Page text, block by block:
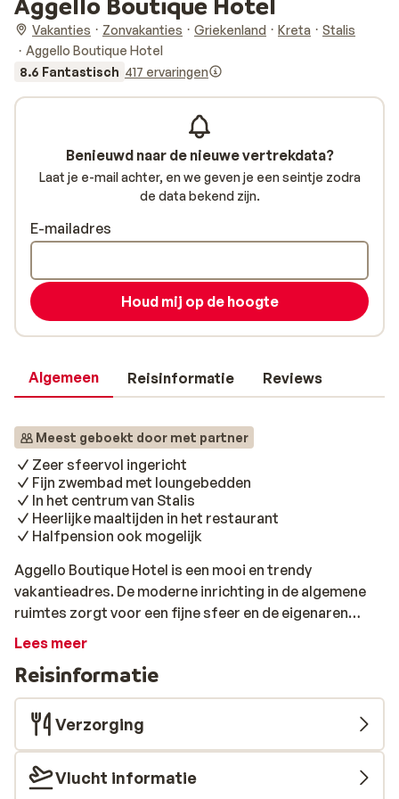
Vakanties Zonvakanties Griekenland Kreta
Stalis
Aggello Boutique Hotel
8.6 Fantastisch 417 ervaringen
Algemeen Reisinformatie Reviews
Meest geboekt door met partner
Zeer sfeervol ingericht
Fijn zwembad met loungebedden
In het centrum van Stalis
Heerlijke maaltijden in het restaurant
Halfpension ook mogelijk
Aggello Boutique Hotel is een mooi en trendy
vakantieadres. De moderne inrichting in de algemene
ruimtes zorgt voor een fijne sfeer en de eigenaren
zullen ervoor zorgen dat het aan niets ontbreekt.
volop keuze uit verschillende broodsoorten, muesli en
verschillende soorten eitjes. Het is ook mogelijk om op
basis van halfpension te boeken. In het Kostas Golden
Beach Restaurant is het mogelijk om gezellig te
dineren. Er staan zowel internationale als traditionele
Griekse gerechten op de kaart zoals een heerlijke
Lees meer
Reisinformatie
Verzorging
Vlucht informatie
Benieuwd naar de nieuwe vertrekdata?
Laat je e-mail achter, en we geven je een seintje zodra
de data bekend zijn.
E-mailadres
Houd mij op de hoogte